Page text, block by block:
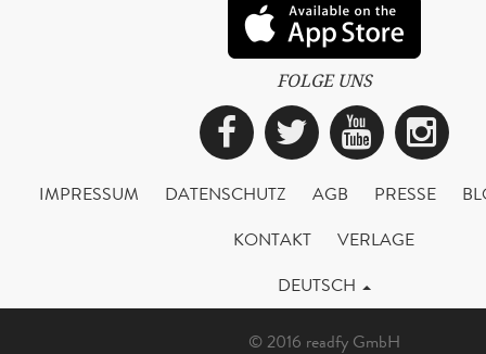
FOLGE UNS
Facebook
Twitter
IMPRESSUM DATENSCHUTZ AGB PRESSE
KONTAKT
VERLAGE
DEUTSCH
© 2016 readfy GmbH